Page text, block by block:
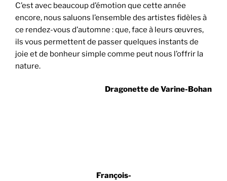
C’est avec beaucoup d’émotion que cette année
encore, nous saluons l’ensemble des artistes fidèles à
ce rendez-vous d’automne : que, face à leurs œuvres,
ils vous permettent de passer quelques instants de
joie et de bonheur simple comme peut nous l’offrir la
nature.
Dragonette de Varine-Bohan
François-